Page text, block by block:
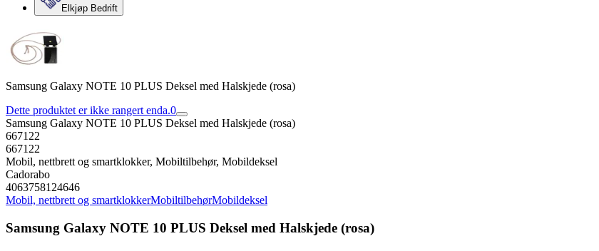
Elkjøp Bedrift
Samsung Galaxy NOTE 10 PLUS Deksel med Halskjede (rosa)
Dette produktet er ikke rangert enda.0
Samsung Galaxy NOTE 10 PLUS Deksel med Halskjede (rosa)
667122
667122
Mobil, nettbrett og smartklokker, Mobiltilbehør, Mobildeksel
Cadorabo
4063758124646
Mobil, nettbrett og smartklokkerMobiltilbehørMobildeksel
Samsung Galaxy NOTE 10 PLUS Deksel med Halskjede (rosa)